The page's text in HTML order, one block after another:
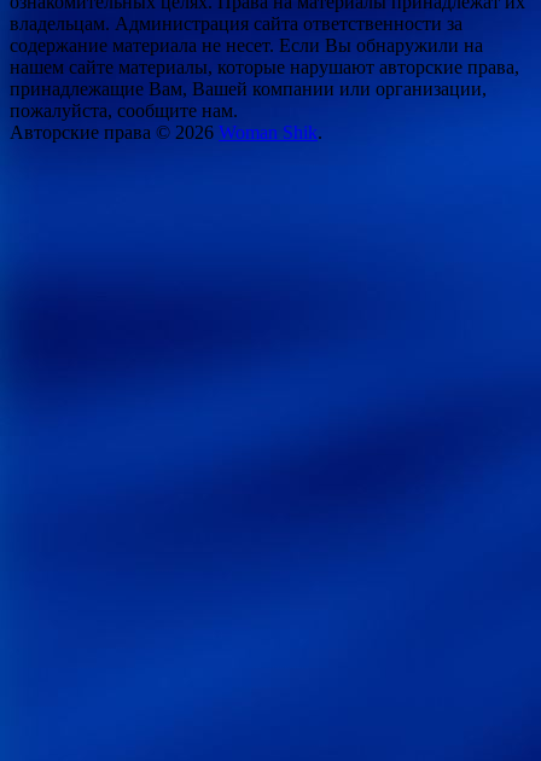
владельцам. Администрация сайта ответственности за
содержание материала не несет. Если Вы обнаружили на
нашем сайте материалы, которые нарушают авторские права,
принадлежащие Вам, Вашей компании или организации,
пожалуйста, сообщите нам.
Авторские права © 2026 Woman Shik.